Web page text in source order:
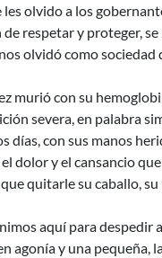
les olvido a los
respetar y proteger,
olvidó como
murió con su
severa, en palabra
días, con sus manos
dolor y el cansancio
quitarle su caballo,
aquí para despedir
agonía y una